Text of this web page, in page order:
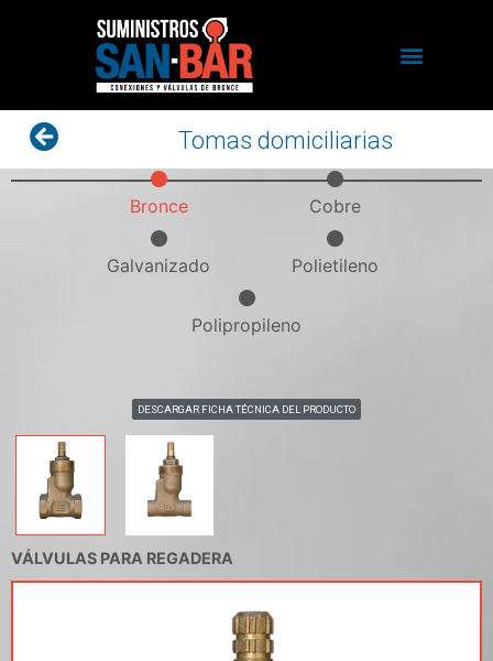
Tomas domiciliarias
Bronce Cobre
Galvanizado Polietileno
Polipropileno
VÁLVULAS PARA REGADERA
DESCARGAR FICHA TÉCNICA DEL PRODUCTO